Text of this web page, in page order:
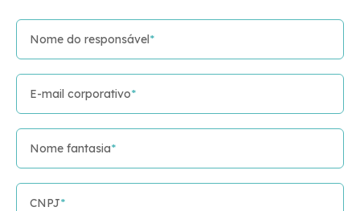
Nome do responsável*
E-mail corporativo*
Nome fantasia*
CNPJ*